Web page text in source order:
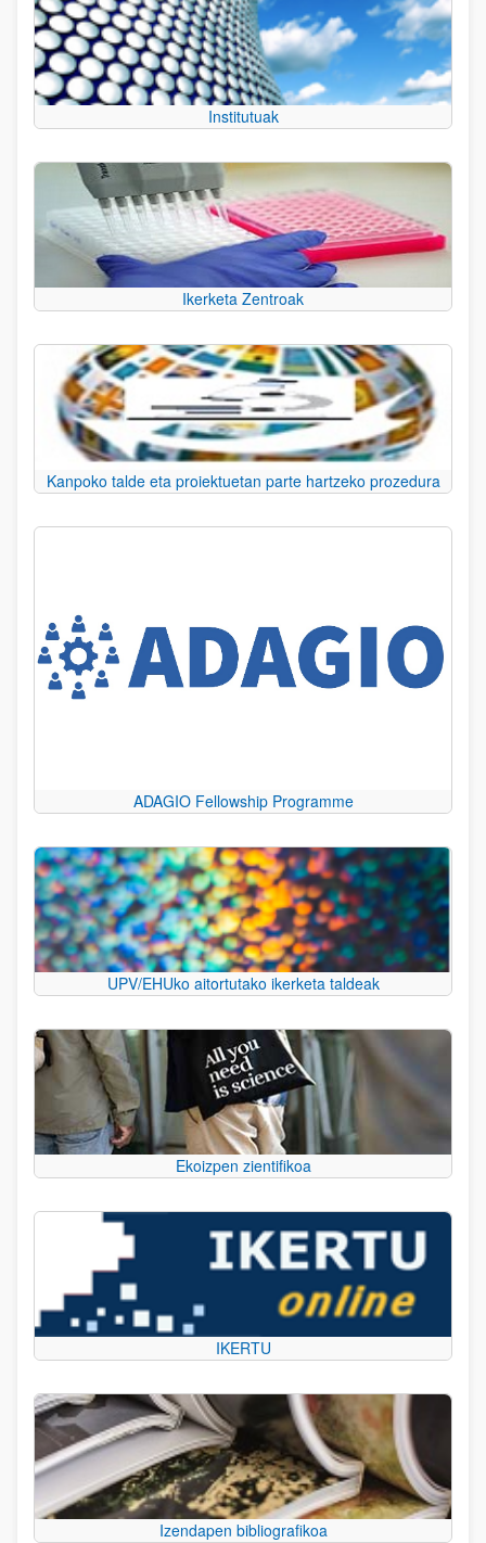
Institutuak
Ikerketa Zentroak
Kanpoko talde eta proiektuetan parte hartzeko prozedura
ADAGIO Fellowship Programme
UPV/EHUko aitortutako ikerketa taldeak
Ekoizpen zientifikoa
IKERTU
Izendapen bibliografikoa